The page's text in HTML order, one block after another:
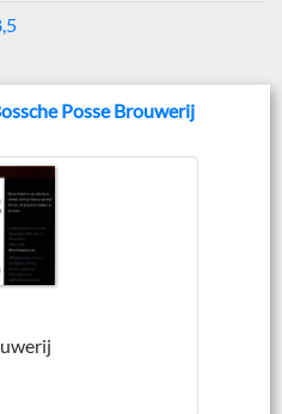
Posse Brouwerij